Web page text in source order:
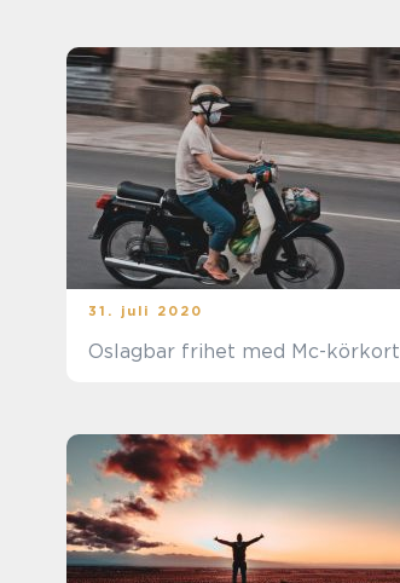
31. juli 2020
Oslagbar frihet med Mc-körkort